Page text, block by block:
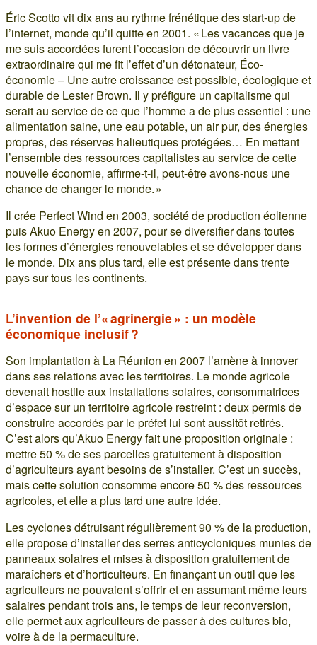
Éric Scotto vit dix ans au rythme frénétique des start-up de
l’internet, monde qu’il quitte en 2001. « Les vacances que je
me suis accordées furent l’occasion de découvrir un livre
extraordinaire qui me fit l’effet d’un détonateur, Éco-
économie – Une autre croissance est possible, écologique et
durable de Lester Brown. Il y préfigure un capitalisme qui
serait au service de ce que l’homme a de plus essentiel : une
alimentation saine, une eau potable, un air pur, des énergies
propres, des réserves halieutiques protégées… En mettant
l’ensemble des ressources capitalistes au service de cette
nouvelle économie, affirme-t-il, peut-être avons-nous une
chance de changer le monde. »
Il crée Perfect Wind en 2003, société de production éolienne
puis Akuo Energy en 2007, pour se diversifier dans toutes
les formes d’énergies renouvelables et se développer dans
le monde. Dix ans plus tard, elle est présente dans trente
pays sur tous les continents.
L’invention de l’« agrinergie » : un modèle
économique inclusif ?
Son implantation à La Réunion en 2007 l’amène à innover
dans ses relations avec les territoires. Le monde agricole
devenait hostile aux installations solaires, consommatrices
d’espace sur un territoire agricole restreint : deux permis de
construire accordés par le préfet lui sont aussitôt retirés.
C’est alors qu’Akuo Energy fait une proposition originale :
mettre 50 % de ses parcelles gratuitement à disposition
d’agriculteurs ayant besoins de s’installer. C’est un succès,
mais cette solution consomme encore 50 % des ressources
agricoles, et elle a plus tard une autre idée.
Les cyclones détruisant régulièrement 90 % de la production,
elle propose d’installer des serres anticycloniques munies de
panneaux solaires et mises à disposition gratuitement de
maraîchers et d’horticulteurs. En finançant un outil que les
agriculteurs ne pouvaient s’offrir et en assumant même leurs
salaires pendant trois ans, le temps de leur reconversion,
elle permet aux agriculteurs de passer à des cultures bio,
voire à de la permaculture.